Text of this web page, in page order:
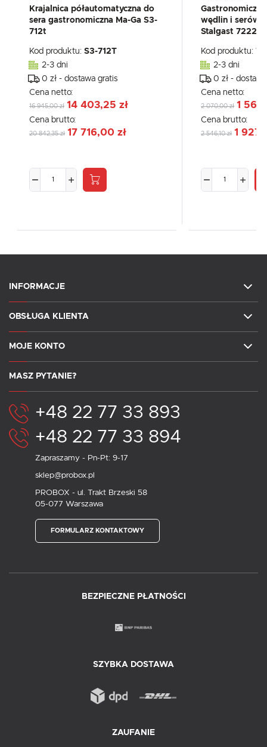
Krajalnica półautomatyczna do
sera gastronomiczna Ma-Ga S3-
712t
Kod produktu: S3-712T
2-3 dni
0 zł - dostawa gratis
Cena netto:
16 945,00 zł 14 403,25 zł
Cena brutto:
20 842,35 zł 17 716,00 zł
wędlin i serów
Stalgast
Kod produktu:
2-3 dni
0 zł -
Cena netto:
2 070,00 zł 1
Cena brutto:
2 546,10 zł 1
INFORMACJE
OBSŁUGA KLIENTA
MOJE KONTO
MASZ PYTANIE?
+48 22 77 33 893
+48 22 77 33 894
Zapraszamy - Pn-Pt: 9-17
sklep@probox.pl
PROBOX - ul. Trakt Brzeski 58
05-077 Warszawa
FORMULARZ KONTAKTOWY
BEZPIECZNE PŁATNOŚCI
SZYBKA DOSTAWA
ZAUFANIE